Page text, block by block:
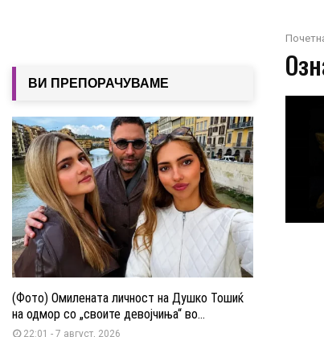
ВИ ПРЕПОРАЧУВАМЕ
(Фото) Омилената личност на Душко Тошиќ
на одмор со „своите девојчиња“ во...
22:01 - 7 август, 2026